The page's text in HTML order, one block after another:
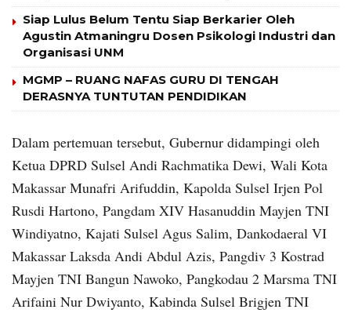
Siap Lulus Belum Tentu Siap Berkarier Oleh
Agustin Atmaningru Dosen Psikologi Industri dan
Organisasi UNM
MGMP – RUANG NAFAS GURU DI TENGAH
DERASNYA TUNTUTAN PENDIDIKAN
Dalam pertemuan tersebut, Gubernur didampingi oleh
Ketua DPRD Sulsel Andi Rachmatika Dewi, Wali Kota
Makassar Munafri Arifuddin, Kapolda Sulsel Irjen Pol
Rusdi Hartono, Pangdam XIV Hasanuddin Mayjen TNI
Windiyatno, Kajati Sulsel Agus Salim, Dankodaeral VI
Makassar Laksda Andi Abdul Azis, Pangdiv 3 Kostrad
Mayjen TNI Bangun Nawoko, Pangkodau 2 Marsma TNI
Arifaini Nur Dwiyanto, Kabinda Sulsel Brigjen TNI